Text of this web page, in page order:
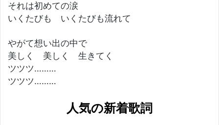
それは初めての涙
いくたびも いくたびも流れて
やがて想い出の中で
美しく 美しく 生きてく
ツツツ………
ツツツ………
人気の新着歌詞